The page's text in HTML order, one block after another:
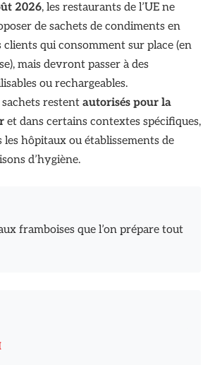
2026, les restaurants de l’UE ne
de sachets de condiments en
clients qui consomment sur place (en
mais devront passer à des
ou rechargeables.
restent autorisés pour la
et dans certains contextes spécifiques,
les hôpitaux ou établissements de
d’hygiène.
framboises que l’on prépare tout